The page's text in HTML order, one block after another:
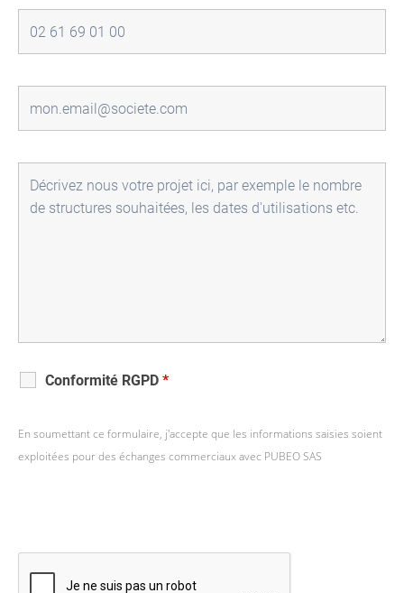
Conformité RGPD *
En soumettant ce formulaire, j'accepte que les informations saisies soient
exploitées pour des échanges commerciaux avec PUBEO SAS